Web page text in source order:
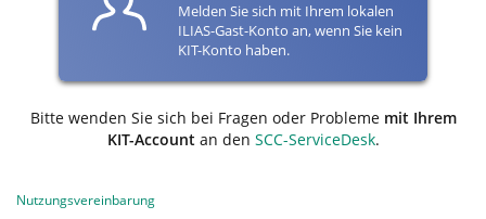
Melden Sie sich mit Ihrem lokalen
ILIAS-Gast-Konto an, wenn Sie kein
KIT-Konto haben.
Bitte wenden Sie sich bei Fragen oder Probleme mit Ihrem
KIT-Accountan den SCC-ServiceDesk.
Nutzungsvereinbarung